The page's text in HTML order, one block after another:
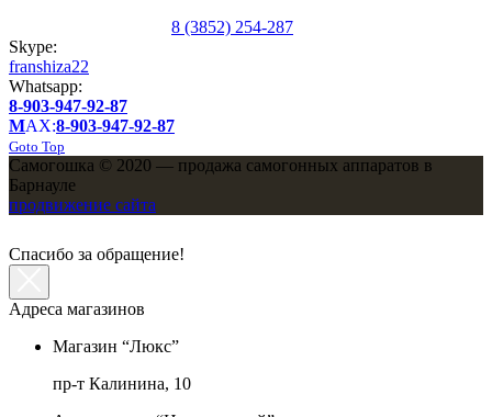
8 (3852) 254-287
Skype:
franshiza22
Whatsapp:
8-903-947-92-87
MAX:8-903-947-92-87
Goto Top
Самогошка © 2020 — продажа самогонных аппаратов в
Барнауле
продвижение сайта
Спасибо за обращение!
Адреса магазинов
Магазин “Люкс”
пр-т Калинина, 10